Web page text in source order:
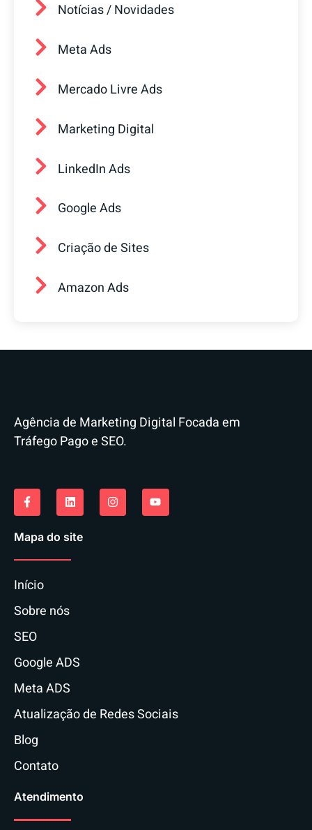
Notícias / Novidades
Meta Ads
Mercado Livre Ads
Marketing Digital
LinkedIn Ads
Google Ads
Criação de Sites
Amazon Ads
Agência de Marketing Digital Focada em
Tráfego Pago e SEO.
Mapa do site
Início
Sobre nós
SEO
Google ADS
Meta ADS
Atualização de Redes Sociais
Blog
Contato
Atendimento